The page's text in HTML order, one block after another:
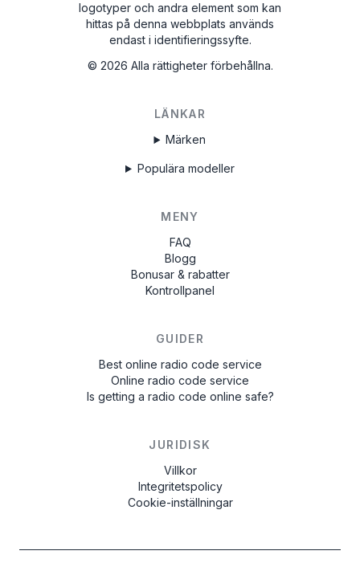
logotyper och andra element som kan
hittas på denna webbplats används
endast i identifieringssyfte.
© 2026 Alla rättigheter förbehållna.
LÄNKAR
Märken
Populära modeller
MENY
FAQ
Blogg
Bonusar & rabatter
Kontrollpanel
GUIDER
Best online radio code service
Online radio code service
Is getting a radio code online safe?
JURIDISK
Villkor
Integritetspolicy
Cookie-inställningar